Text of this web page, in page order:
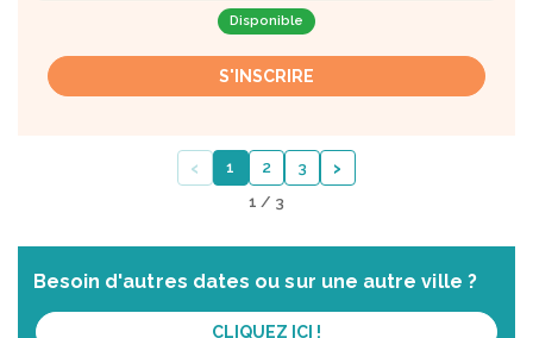
Disponible
S'INSCRIRE
‹ 1 2 3 ›
1 / 3
Besoin d'autres dates ou sur une autre ville ?
CLIQUEZ ICI !